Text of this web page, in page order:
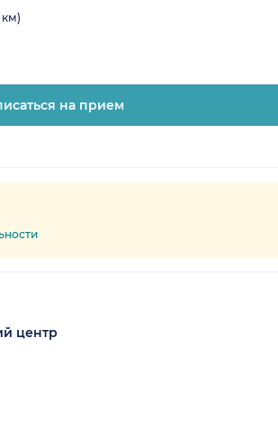
км)
на прием
центр